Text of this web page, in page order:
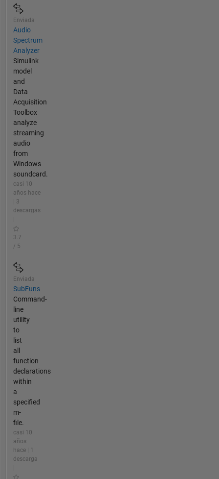
Enviada
Audio
Spectrum
Analyzer
Simulink
model
and
Data
Acquisition
Toolbox
analyze
streaming
audio
from
Windows
soundcard.
casi 10
años hace
| 3
descargas
3.7
/ 5
Enviada
SubFuns
Command-
line
utility
to
list
all
function
declarations
within
a
specified
m-
file.
casi 10
años
hace | 1
descarga